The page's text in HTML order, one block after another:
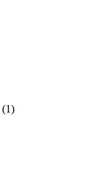
(1)